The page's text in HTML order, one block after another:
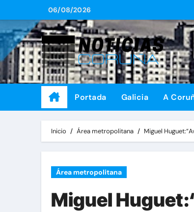
al
contenido
06/08/2026
Portada Galicia A
Inicio Área metropolitana Miguel
Área metropolitana
Miguel